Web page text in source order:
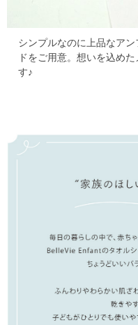
シンプルなのに上品なア
ドをご用意。 想いを込めた
す♪